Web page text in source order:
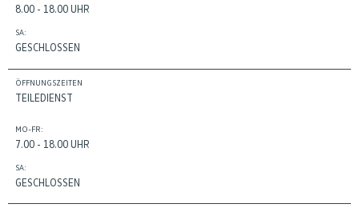
8.00 - 18.00 UHR
SA:
GESCHLOSSEN
ÖFFNUNGSZEITEN
TEILEDIENST
MO-FR:
7.00 - 18.00 UHR
SA:
GESCHLOSSEN